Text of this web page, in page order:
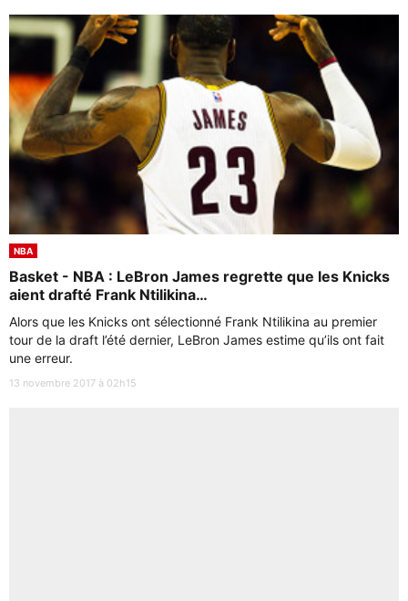
NBA
Basket - NBA : LeBron James regrette que les Knicks
aient drafté Frank Ntilikina…
Alors que les Knicks ont sélectionné Frank Ntilikina au premier
tour de la draft l’été dernier, LeBron James estime qu’ils ont fait
une erreur.
13 novembre 2017 à 02h15